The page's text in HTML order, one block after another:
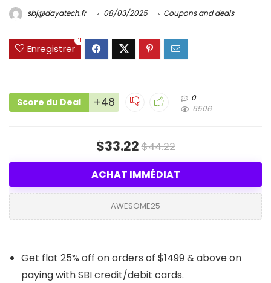
sbj@dayatech.fr 08/03/2025 Coupons and deals
Enregistrer
11
Score du Deal +48
0
6506
$33.22$44.22
ACHAT IMMÉDIAT
AWESOME25
Get flat 25% off on orders of $1499 & above on
paying with SBI credit/debit cards.